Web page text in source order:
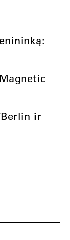
Berlin ir